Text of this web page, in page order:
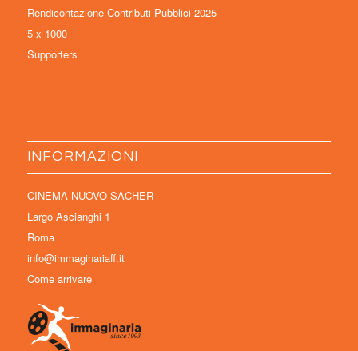
Rendicontazione Contributi Pubblici 2025
5 x 1000
Supporters
INFORMAZIONI
CINEMA NUOVO SACHER
Largo Ascianghi 1
Roma
info@immaginariaff.it
Come arrivare